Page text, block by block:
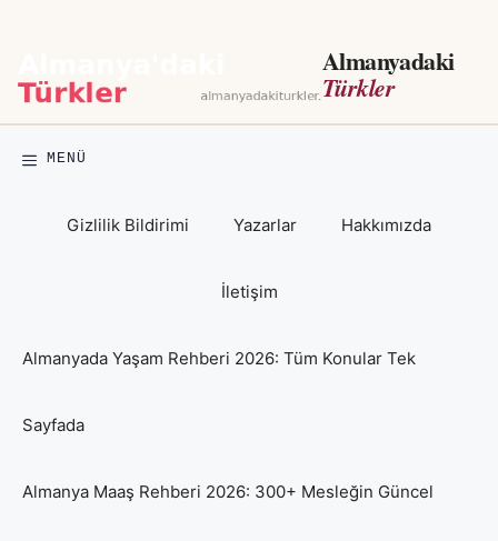
Almanyadaki
Türkler
MENÜ
Gizlilik Bildirimi Yazarlar Hakkımızda
İletişim
Almanyada Yaşam Rehberi 2026: Tüm Konular Tek
Sayfada
Almanya Maaş Rehberi 2026: 300+ Mesleğin Güncel